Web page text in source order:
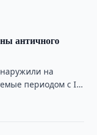
античного
на
периодом с III